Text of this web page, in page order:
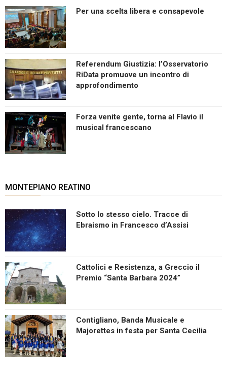
Per una scelta libera e consapevole
Referendum Giustizia: l’Osservatorio
RiData promuove un incontro di
approfondimento
Forza venite gente, torna al Flavio il
musical francescano
MONTEPIANO REATINO
Sotto lo stesso cielo. Tracce di
Ebraismo in Francesco d’Assisi
Cattolici e Resistenza, a Greccio il
Premio “Santa Barbara 2024”
Contigliano, Banda Musicale e
Majorettes in festa per Santa Cecilia